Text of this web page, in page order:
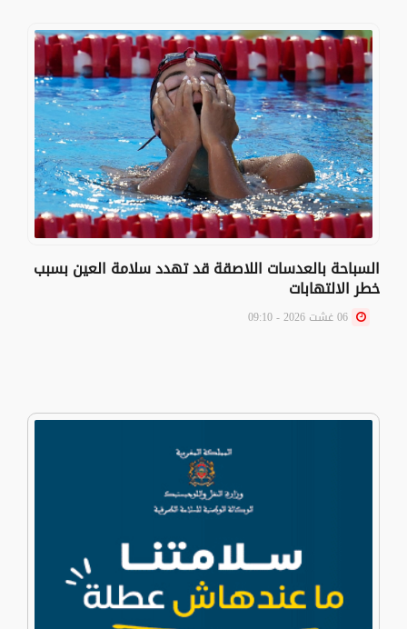
السباحة بالعدسات اللاصقة قد تهدد سلامة العين بسبب
خطر الالتهابات